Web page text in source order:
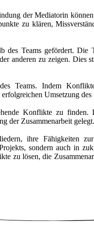
der Mediatorin
zu klären,
Teams gefördert. Die
anderen zu zeigen. Dies
Teams. Indem
Umsetzung des
Konflikte zu
der Zusammenarbeit gelegt.
ihre Fähigkeiten
sondern auch in
zu lösen, die